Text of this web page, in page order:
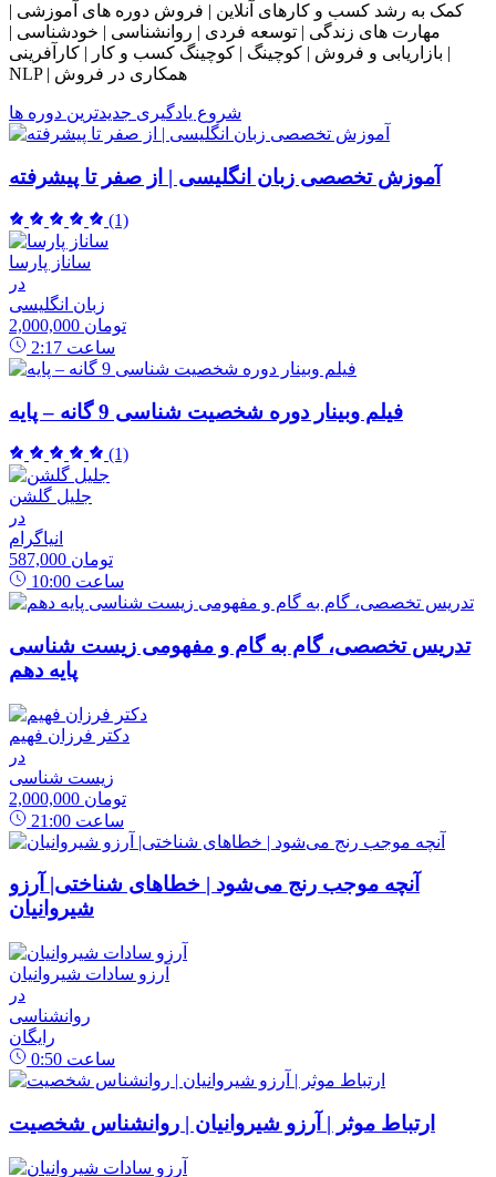
کمک به رشد کسب و کارهای آنلاین | فروش دوره های آموزشی |
مهارت های زندگی | توسعه فردی | روانشناسی | خودشناسی |
بازاریابی و فروش | کوچینگ | کوچینگ کسب و کار | کارآفرینی |
NLP | همکاری در فروش
شروع یادگیری جدیدترین دوره ها
آموزش تخصصی زبان انگلیسی | از صفر تا پیشرفته
(1)
ساناز پارسا
در
زبان انگلیسی
2,000,000 تومان
2:17 ساعت
فیلم وبینار دوره شخصیت شناسی 9 گانه – پایه
(1)
جلیل گلشن
در
انیاگرام
587,000 تومان
10:00 ساعت
تدریس تخصصی، گام به گام و مفهومی زیست شناسی
پایه دهم
دکتر فرزان فهیم
در
زیست شناسی
2,000,000 تومان
21:00 ساعت
آنچه موجب رنج می‌شود | خطاهای شناختی| آرزو
شیروانیان
آرزو سادات شیروانیان
در
روانشناسی
رایگان
0:50 ساعت
ارتباط موثر | آرزو شیروانیان | روانشناس شخصیت